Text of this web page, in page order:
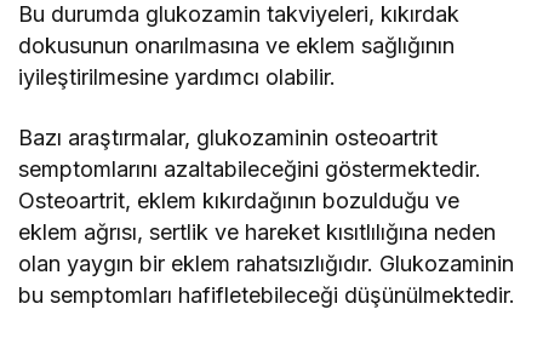
Bu durumda glukozamin takviyeleri, kıkırdak
dokusunun onarılmasına ve eklem sağlığının
iyileştirilmesine yardımcı olabilir.
Bazı araştırmalar, glukozaminin osteoartrit
semptomlarını azaltabileceğini göstermektedir.
Osteoartrit, eklem kıkırdağının bozulduğu ve
eklem ağrısı, sertlik ve hareket kısıtlılığına neden
olan yaygın bir eklem rahatsızlığıdır. Glukozaminin
bu semptomları hafifletebileceği düşünülmektedir.